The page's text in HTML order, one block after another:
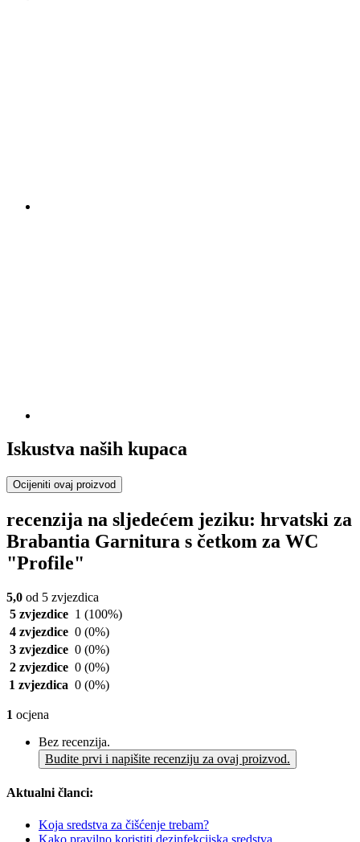
Iskustva naših kupaca
Ocijeniti ovaj proizvod
recenzija na sljedećem jeziku: hrvatski za
Brabantia Garnitura s četkom za WC
"Profile"
5,0 od 5 zvjezdica
5 zvjezdice 1 (100%)
4 zvjezdice 0 (0%)
3 zvjezdice 0 (0%)
2 zvjezdice 0 (0%)
1 zvjezdica 0 (0%)
1 ocjena
Bez recenzija.
Budite prvi i napišite recenziju za ovaj proizvod.
Aktualni članci:
Koja sredstva za čišćenje trebam?
Kako pravilno koristiti dezinfekcijska sredstva